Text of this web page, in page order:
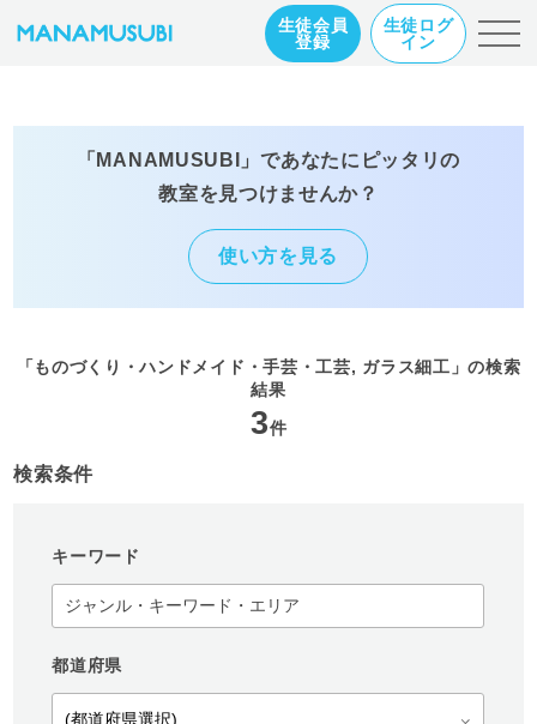
生徒会員
登録
生徒ログ
イン
「MANAMUSUBI」であなたにピッタリの
教室を見つけませんか？
使い方を見る
「ものづくり・ハンドメイド・手芸・工芸, ガラス細工」の検索
結果
3件
検索条件
キーワード
都道府県